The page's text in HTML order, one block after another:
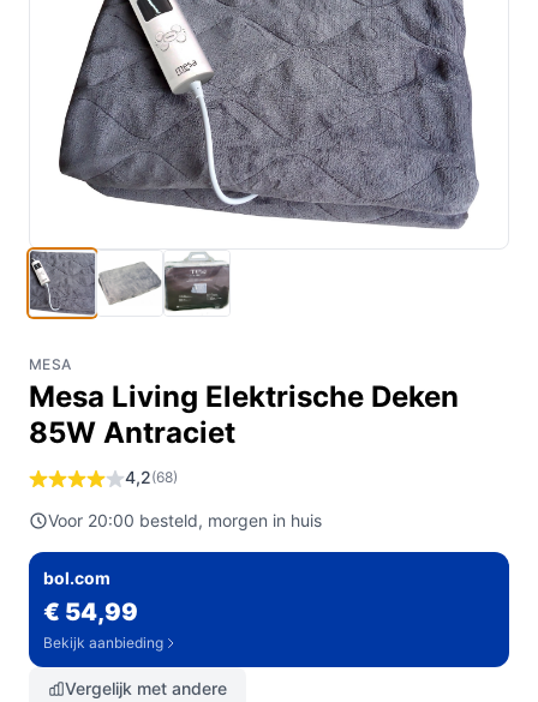
MESA
Mesa Living Elektrische Deken
85W Antraciet
4,2(68)
Voor 20:00 besteld, morgen in huis
bol.com
€ 54,99
Bekijk aanbieding
Vergelijk met andere